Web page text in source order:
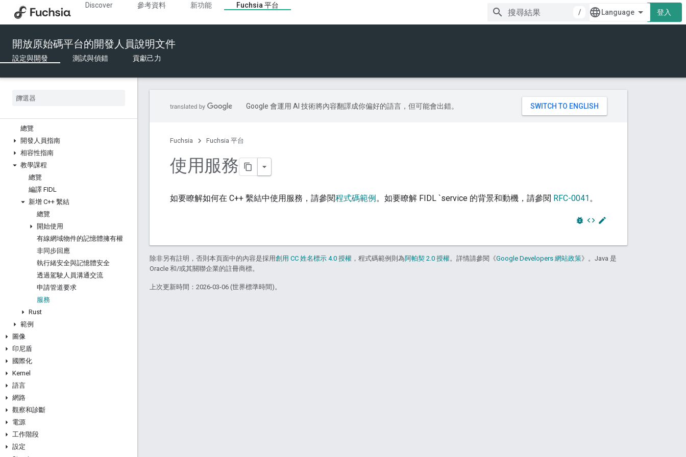
Discover 參考資料 新功能
Fuchsia 平台
/
登入
開放原始碼平台的開發人員說明文件
設定與開發 測試與偵錯 貢獻己力
撰寫程式碼
音訊
藍牙
元件
ffx
總覽
開發人員指南
相容性指南
教學課程
總覽
編譯 FIDL
新增 C++ 繫結
總覽
開始使用
有線網域物件的記憶體擁有權
非同步回應
執行緒安全與記憶體安全
透過駕駛人員溝通交流
申請管道要求
服務
Rust
範例
圖像
印尼盾
國際化
Kernel
語言
網路
觀察和診斷
電源
工作階段
設定
Google 會運用 AI 技術將內容翻譯成你偏好的語言，但可能會出錯。
Fuchsia Fuchsia 平台
使用服務
如要瞭解如何在 C++ 繫結中使用服務，請參閱程式碼範例。如要瞭解 FIDL `service 的背景和動機，請參閱 RFC-0041。
bug_report code edit
除非另有註明，否則本頁面中的內容是採用創用 CC 姓名標示 4.0 授權 ，程式碼範例則為阿帕契 2.0 授權。詳情請參閱《Google Developers 網站政策》。Java 是
Oracle 和/或其關聯企業的註冊商標。
上次更新時間：2026-03-06 (世界標準時間)。